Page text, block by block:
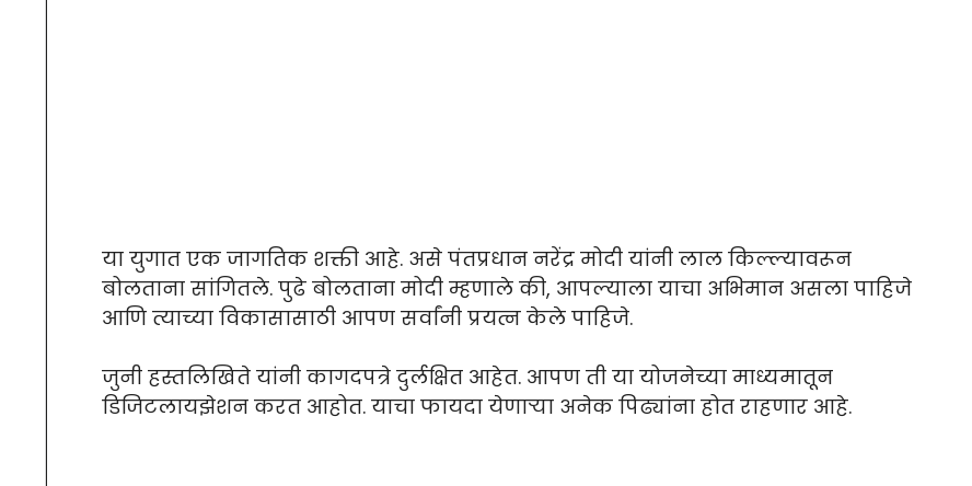
या युगात एक जागतिक शक्ती आहे. असे पंतप्रधान नरेंद्र मोदी यांनी लाल किल्ल्यावरून
बोलताना सांगितले. पुढे बोलताना मोदी म्हणाले की, आपल्याला याचा अभिमान असला पाहिजे
आणि त्याच्या विकासासाठी आपण सर्वांनी प्रयत्न केले पाहिजे.
जुनी हस्तलिखिते यांनी कागदपत्रे दुर्लक्षित आहेत. आपण ती या योजनेच्या माध्यमातून
डिजिटलायझेशन करत आहोत. याचा फायदा येणाऱ्या अनेक पिढ्यांना होत राहणार आहे.